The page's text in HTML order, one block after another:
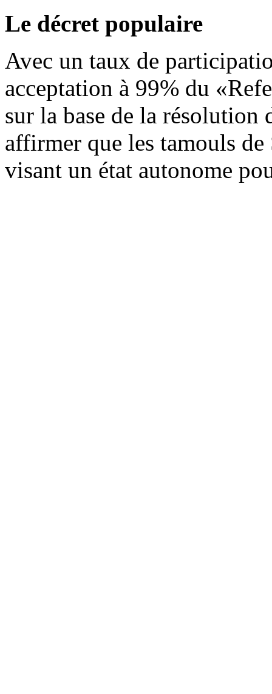
Le décret populaire
Avec un taux de
acceptation à 99% du
sur la base de la
affirmer que les tamouls
visant un état autonome